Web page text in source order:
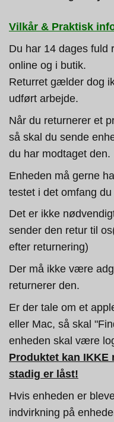
Vilkår & Praktisk
Du har 14 dages fuld
online og i butik.
Returret gælder dog
udført arbejde.
Når du returnerer et
så skal du sende
du har modtaget den.
Enheden må gerne
testet i det omfang
Det er ikke
sender den retur til
efter returnering)
Der må ikke være
returnerer den.
Er der tale om et
eller Mac, så skal
enheden skal være
Produktet kan IKKE
stadig er låst!
Hvis enheden er
indvirkning på